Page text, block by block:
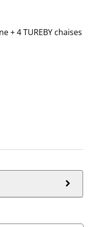
+ 4 TUREBY chaises
